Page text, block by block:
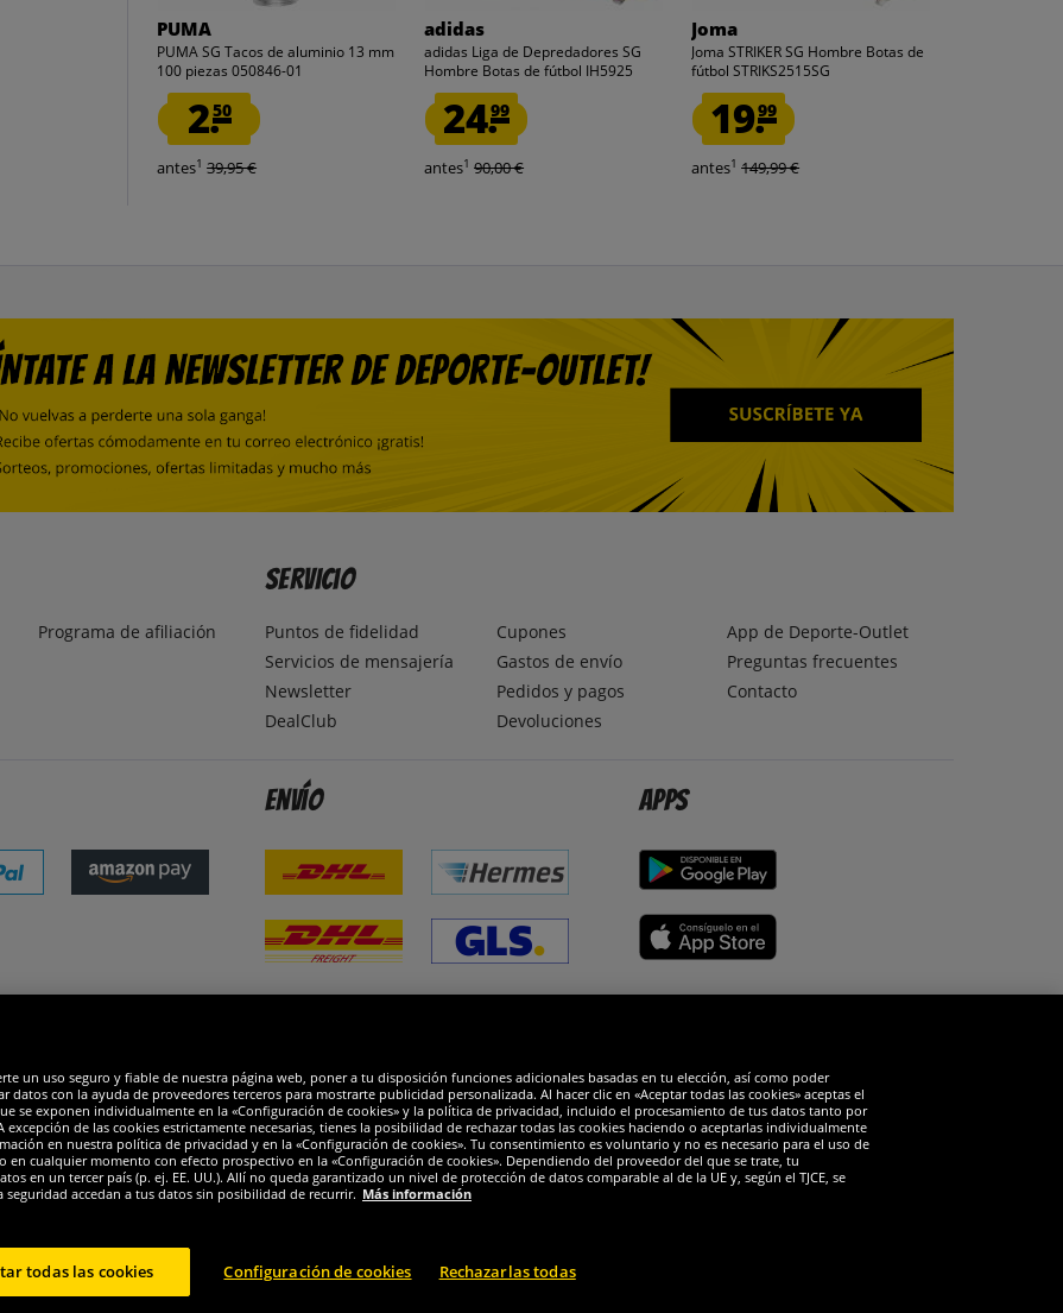
PUMA
PUMA SG Tacos de aluminio 13 mm
100 piezas 050846-01
2.50
antes1 39,95 €
adidas
adidas Liga de Depredadores SG
Hombre Botas de fútbol IH5925
24.99
antes1 90,00 €
Joma
Joma STRIKER SG Hombre Botas de
fútbol STRIKS2515SG
19.99
antes1 149,99 €
Programa de afiliación
Servicio
Puntos de fidelidad
Servicios de mensajería
Newsletter
DealClub
Cupones
Gastos de envío
Pedidos y pagos
Devoluciones
App de Deporte-Outlet
Preguntas frecuentes
Contacto
Envío Apps
un uso seguro y fiable de nuestra página web, poner a tu disposición funciones adicionales basadas en tu elección, así como poder
con la ayuda de proveedores terceros para mostrarte publicidad personalizada. Al hacer clic en «Aceptar todas las cookies» aceptas el
se exponen individualmente en la «Configuración de cookies» y la política de privacidad, incluido el procesamiento de tus datos tanto por
de las cookies estrictamente necesarias, tienes la posibilidad de rechazar todas las cookies haciendo o aceptarlas individualmente
en nuestra política de privacidad y en la «Configuración de cookies». Tu consentimiento es voluntario y no es necesario para el uso de
en cualquier momento con efecto prospectivo en la «Configuración de cookies». Dependiendo del proveedor del que se trate, tu
en un tercer país (p. ej. EE. UU.). Allí no queda garantizado un nivel de protección de datos comparable al de la UE y, según el TJCE, se
accedan a tus datos sin posibilidad de recurrir. Más información
Configuración de cookies Rechazarlas todas
todas las cookies